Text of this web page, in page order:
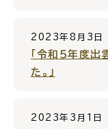
電子申請・
2023年8月3日
「令和５年度
た。」
2023年3月1日